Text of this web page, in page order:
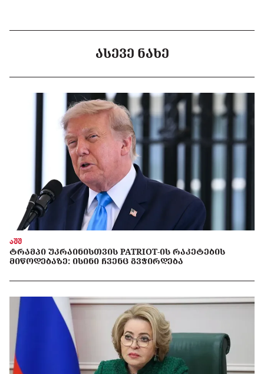
ᲐᲡᲔᲕᲔ ᲜᲐᲮᲔ
აშშ
ᲢᲠᲐᲛᲞᲘ ᲣᲙᲠᲐᲘᲜᲘᲡᲗᲕᲘᲡ PATRIOT-ᲘᲡ ᲠᲐᲙᲔᲢᲔᲑᲘᲡ
ᲛᲘᲬᲝᲓᲔᲑᲐᲖᲔ: ᲘᲡᲘᲜᲘ ᲩᲕᲔᲜᲪ ᲒᲕᲭᲘᲠᲓᲔᲑᲐ